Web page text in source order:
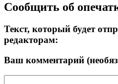
Сообщить об
Текст, который будет
редакторам:
Ваш комментарий